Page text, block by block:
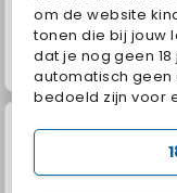
om de website
tonen die bij jouw
dat je nog geen
automatisch geen
bedoeld zijn voor
Juice Merge